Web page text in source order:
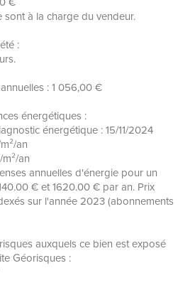
à la charge du vendeur.
:
: 1 056,00 €
énergétiques :
énergétique : 15/11/2024
an
an
annuelles d'énergie pour un
€ et 1620.00 € par an. Prix
sur l'année 2023 (abonnements
auxquels ce bien est exposé
Géorisques :